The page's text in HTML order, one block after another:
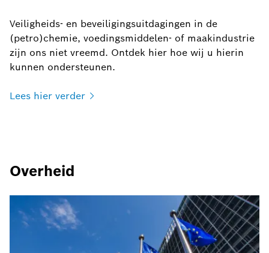
Veiligheids- en beveiligingsuitdagingen in de
(petro)chemie, voedingsmiddelen- of maakindustrie
zijn ons niet vreemd. Ontdek hier hoe wij u hierin
kunnen ondersteunen.
Lees hier verder
Overheid